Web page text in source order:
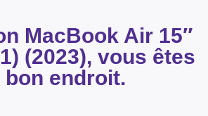
MacBook Air 15″
(2023), vous êtes
bon endroit.